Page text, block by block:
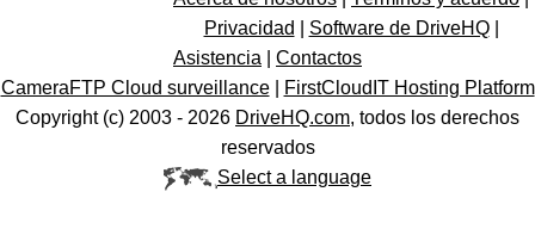
Privacidad
Software de DriveHQ|
Asistencia
Contactos
CameraFTP Cloud surveillance|
FirstCloudIT Hosting Platform
Copyright (c) 2003 - 2026 DriveHQ.com, todos los derechos
reservados
Select a language